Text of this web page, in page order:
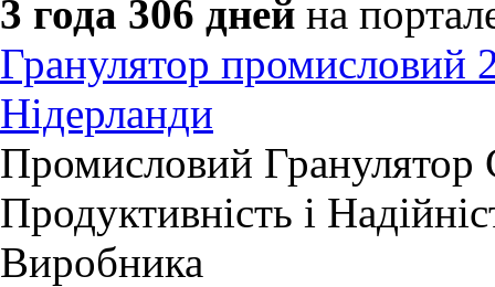
3 года 306 дней на
Гранулятор промисловий
Нідерланди
​Промисловий Гранулятор
Продуктивність і
Виробника